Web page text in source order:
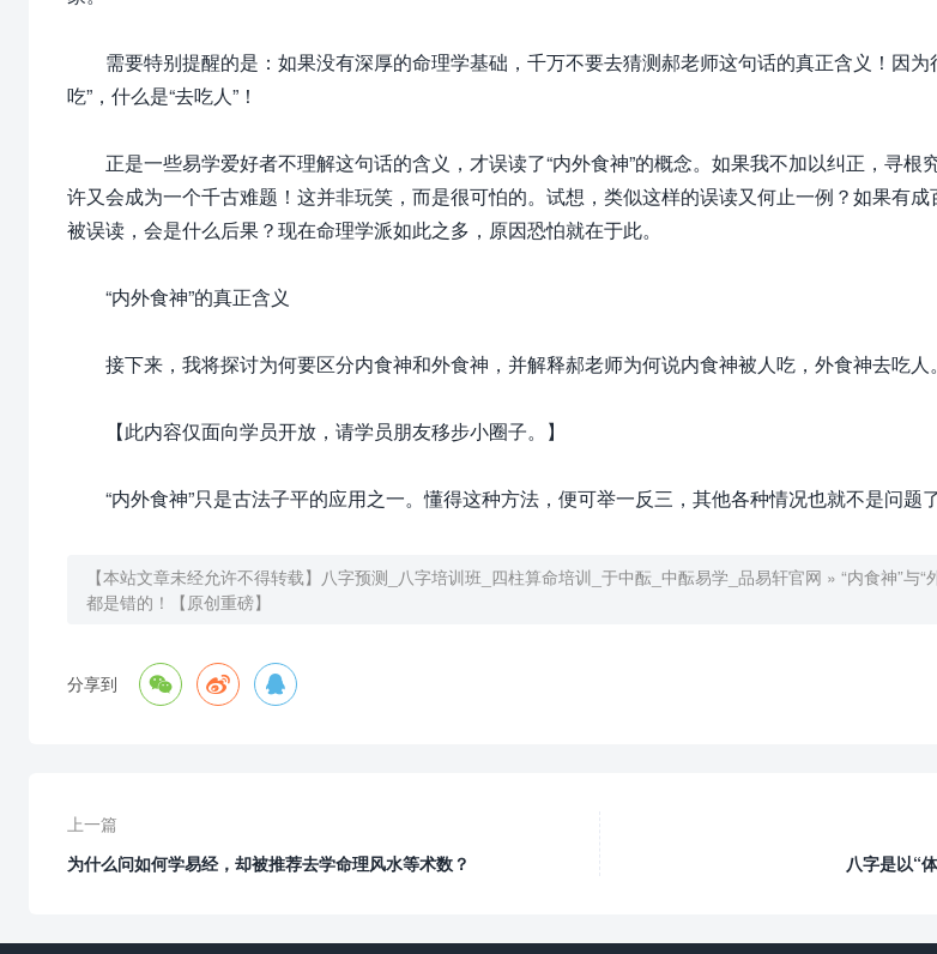
需要特别提醒的是：如果没有深厚的命理学基础，千万不要去猜测郝老师这句话的真正含义！因为
吃”，什么是“去吃人”！
正是一些易学爱好者不理解这句话的含义，才误读了“内外食神”的概念。如果我不加以纠正，寻根
许又会成为一个千古难题！这并非玩笑，而是很可怕的。试想，类似这样的误读又何止一例？如果有
被误读，会是什么后果？现在命理学派如此之多，原因恐怕就在于此。
“内外食神”的真正含义
接下来，我将探讨为何要区分内食神和外食神，并解释郝老师为何说内食神被人吃，外食神去吃人。
【此内容仅面向学员开放，请学员朋友移步小圈子。】
“内外食神”只是古法子平的应用之一。懂得这种方法，便可举一反三，其他各种情况也就不是问题了
【本站文章未经允许不得转载】 八字预测_八字培训班_四柱算命培训_于中酝_中酝易学_品易轩官网 » “内食神”与“
都是错的！【原创重磅】
分享到   
上一篇
为什么问如何学易经，却被推荐去学命理风水等术数？
八字是以“